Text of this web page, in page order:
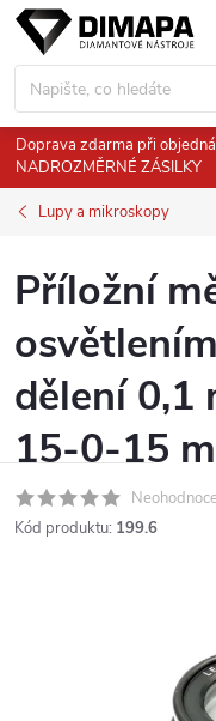
Přejít
obsah
Doprava zdarma při
NADROZMĚRNÉ ZÁSILKY
Lupy a mikroskopy
Příložní
dělení 0,1
15-0-15
Kód produktu: 199.6